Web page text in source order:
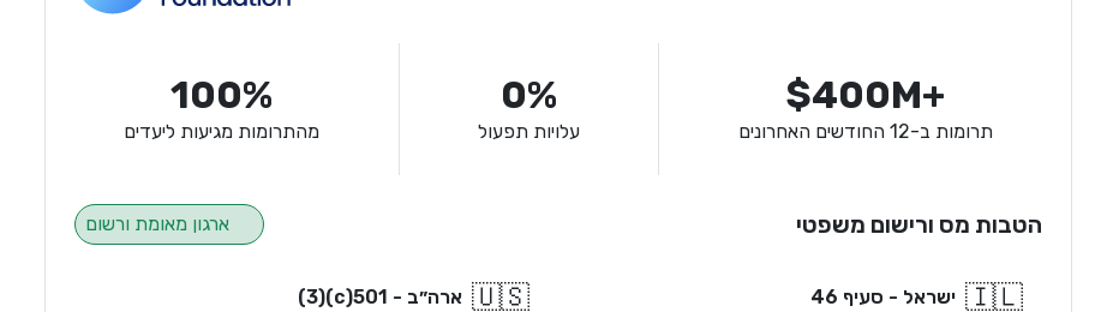
$400M+
תרומות ב-12 החודשים האחרונים
0%
עלויות תפעול
100%
מהתרומות מגיעות ליעדים
הטבות מס ורישום משפטי ארגון מאומת ורשום
🇮🇱 ישראל - סעיף 46
🇺🇸 ארה״ב - 501(c)(3)